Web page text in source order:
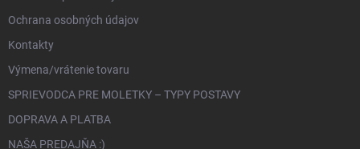
Ochrana osobných údajov
Kontakty
Výmena/vrátenie tovaru
SPRIEVODCA PRE MOLETKY – TYPY POSTAVY
DOPRAVA A PLATBA
NAŠA PREDAJŇA :)